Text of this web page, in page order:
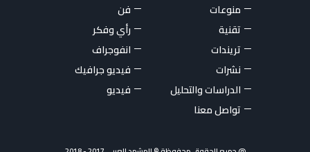
منوعات
فن
تقنية
رأي وفكر
تريندات
انفوجراف
نشرات
فيديو جرافيك
الدراسات والتحليل
فيديو
تواصل معنا